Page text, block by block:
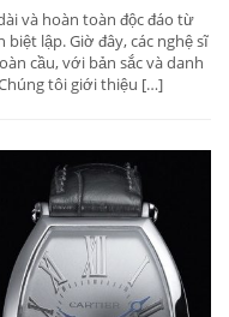
và hoàn toàn độc đáo từ
lập. Giờ đây, các nghệ sĩ
cầu, với bản sắc và danh
tôi giới thiệu […]